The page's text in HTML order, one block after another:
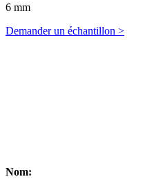
6 mm
Demander un échantillon >
Nom: